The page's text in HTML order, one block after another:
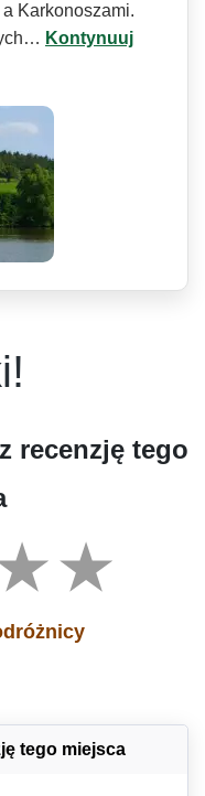
Karkonoszami.
Kontynuuj
recenzję tego
tego miejsca